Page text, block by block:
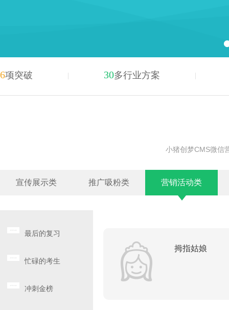
6项突破 30多行业方案
小猪创梦CMS微信
宣传展示类 推广吸粉类 营销活动类
最后的复习
忙碌的考生
冲刺金榜
拇指姑娘